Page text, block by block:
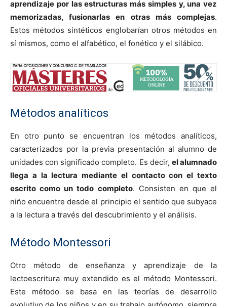
aprendizaje por las estructuras más simples y, una vez
memorizadas, fusionarlas en otras más complejas.
Estos métodos sintéticos englobarían otros métodos en
sí mismos, como el alfabético, el fonético y el silábico.
Métodos analíticos
En otro punto se encuentran los métodos analíticos,
caracterizados por la previa presentación al alumno de
unidades con significado completo. Es decir, el alumnado
llega a la lectura mediante el contacto con el texto
escrito como un todo completo. Consisten en que el
niño encuentre desde el principio el sentido que subyace
a la lectura a través del descubrimiento y el análisis.
Método Montessori
Otro método de enseñanza y aprendizaje de la
lectoescritura muy extendido es el método Montessori.
Este método se basa en las teorías de desarrollo